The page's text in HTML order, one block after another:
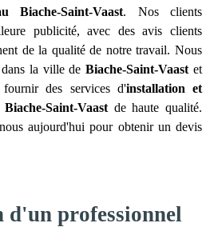
Biache-Saint-Vaast. Nos clients
publicité, avec des avis clients
de la qualité de notre travail. Nous
dans la ville deBiache-Saint-Vaast et
des services d'installation et
Biache-Saint-Vaastde haute qualité.
aujourd'hui pour obtenir un devis
professionnel